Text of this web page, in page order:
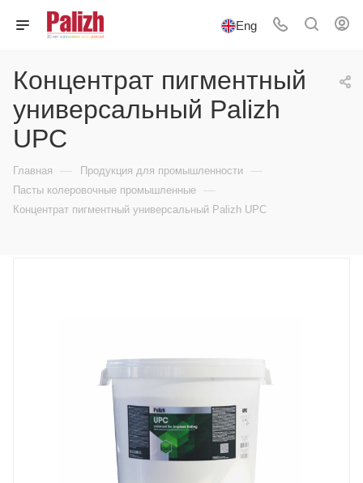
Eng
Концентрат пигментный
универсальный Palizh
UPC
Главная — Продукция для промышленности —
Пасты колеровочные промышленные —
Концентрат пигментный универсальный Palizh UPC